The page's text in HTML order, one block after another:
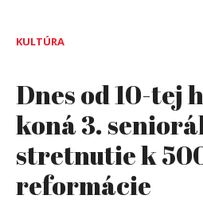
KULTÚRA
Dnes od 10-tej
koná 3.
stretnutie k
reformácie